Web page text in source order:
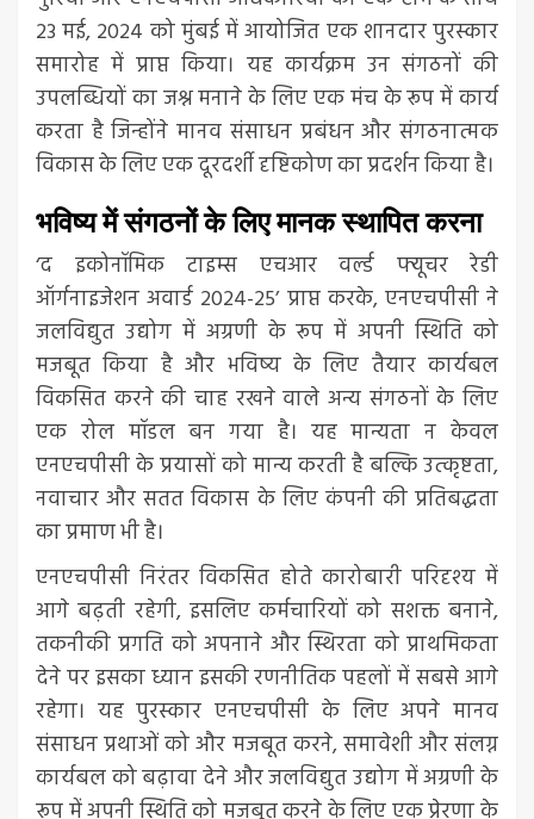
23 मई, 2024 को मुंबई में आयोजित एक शानदार पुरस्कार
समारोह में प्राप्त किया। यह कार्यक्रम उन संगठनों की
उपलब्धियों का जश्न मनाने के लिए एक मंच के रूप में कार्य
करता है जिन्होंने मानव संसाधन प्रबंधन और संगठनात्मक
विकास के लिए एक दूरदर्शी दृष्टिकोण का प्रदर्शन किया है।
भविष्य में संगठनों के लिए मानक स्थापित करना
‘द इकोनॉमिक टाइम्स एचआर वर्ल्ड फ्यूचर रेडी
ऑर्गनाइजेशन अवार्ड 2024-25’ प्राप्त करके, एनएचपीसी ने
जलविद्युत उद्योग में अग्रणी के रूप में अपनी स्थिति को
मजबूत किया है और भविष्य के लिए तैयार कार्यबल
विकसित करने की चाह रखने वाले अन्य संगठनों के लिए
एक रोल मॉडल बन गया है। यह मान्यता न केवल
एनएचपीसी के प्रयासों को मान्य करती है बल्कि उत्कृष्टता,
नवाचार और सतत विकास के लिए कंपनी की प्रतिबद्धता
का प्रमाण भी है।
एनएचपीसी निरंतर विकसित होते कारोबारी परिदृश्य में
आगे बढ़ती रहेगी, इसलिए कर्मचारियों को सशक्त बनाने,
तकनीकी प्रगति को अपनाने और स्थिरता को प्राथमिकता
देने पर इसका ध्यान इसकी रणनीतिक पहलों में सबसे आगे
रहेगा। यह पुरस्कार एनएचपीसी के लिए अपने मानव
संसाधन प्रथाओं को और मजबूत करने, समावेशी और संलग्न
कार्यबल को बढ़ावा देने और जलविद्युत उद्योग में अग्रणी के